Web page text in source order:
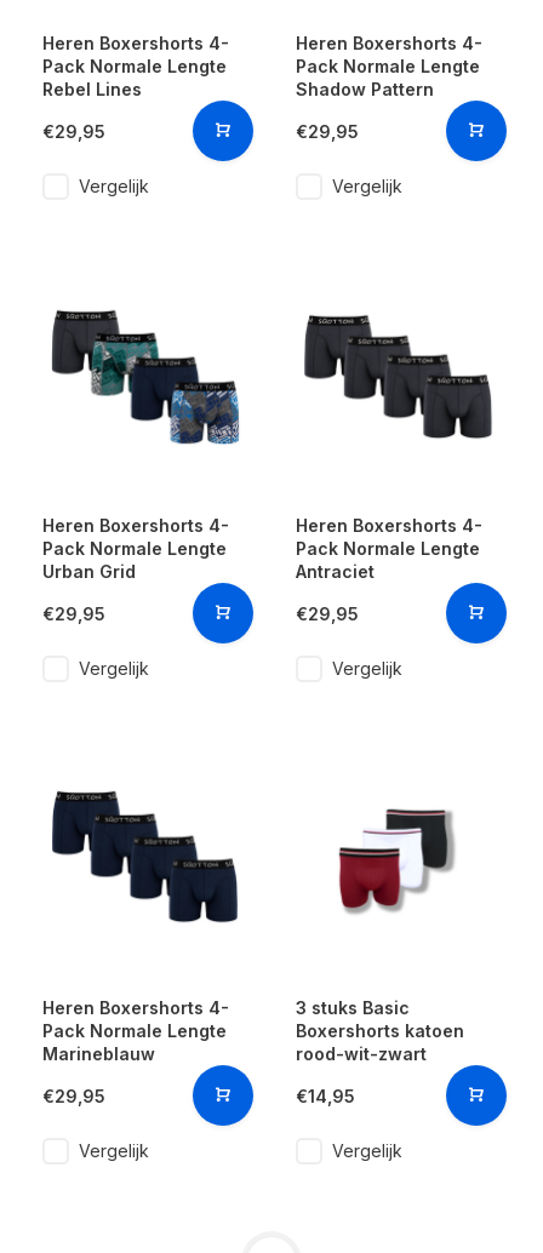
Heren Boxershorts 4-
Pack Normale Lengte
Rebel Lines
€29,95
Vergelijk
Heren Boxershorts 4-
Pack Normale Lengte
Shadow Pattern
€29,95
Vergelijk
Heren Boxershorts 4-
Pack Normale Lengte
Urban Grid
€29,95
Vergelijk
Heren Boxershorts 4-
Pack Normale Lengte
Antraciet
€29,95
Vergelijk
Heren Boxershorts 4-
Pack Normale Lengte
Marineblauw
€29,95
Vergelijk
3 stuks Basic
Boxershorts katoen
rood-wit-zwart
€14,95
Vergelijk